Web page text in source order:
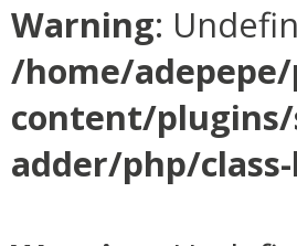
Warning:
/home/
content/
adder/php/